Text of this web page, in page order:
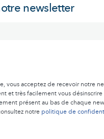
newsletter
vous acceptez de recevoir notre
et très facilement vous
présent au bas de chaque
notre politique de